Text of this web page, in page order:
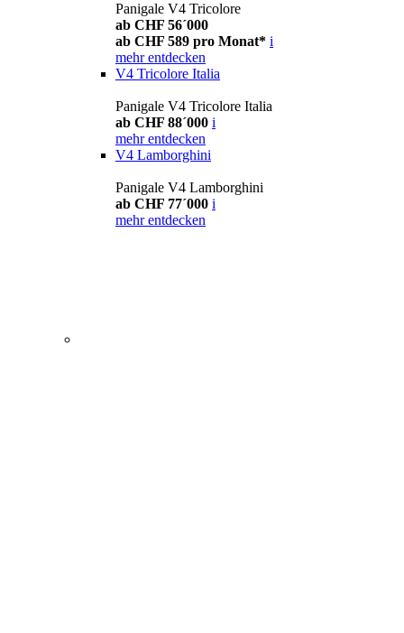
Panigale V4 Tricolore
ab CHF 56´000
ab CHF 589 pro Monat* i
mehr entdecken
V4 Tricolore Italia
Panigale V4 Tricolore Italia
ab CHF 88´000 i
mehr entdecken
V4 Lamborghini
Panigale V4 Lamborghini
ab CHF 77´000 i
mehr entdecken